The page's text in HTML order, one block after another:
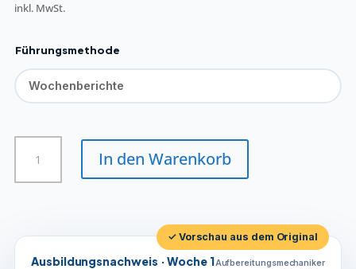
inkl. MwSt.
Führungsmethode
Aufbereitungsmechaniker/in
Menge
In den Warenkorb
✓ Vorschau aus dem Original
Ausbildungsnachweis · Woche 1Aufbereitungsmechaniker